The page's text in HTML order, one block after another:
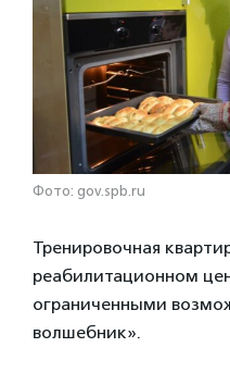
Фото: gov.spb.ru
Тренировочная
реабилитационном
ограниченными
волшебник».